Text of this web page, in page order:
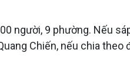
người, 9 phường. Nếu
Chiến, nếu chia